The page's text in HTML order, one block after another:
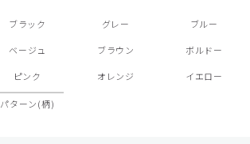
ブラック グレー ブルー
ベージュ ブラウン ボルドー
ピンク オレンジ イエロー
パターン(柄)